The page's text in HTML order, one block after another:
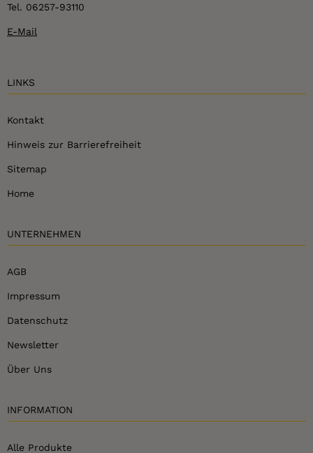
Tel. 06257-93110
E-Mail
LINKS
Kontakt
Hinweis zur Barrierefreiheit
Sitemap
Home
UNTERNEHMEN
AGB
Impressum
Datenschutz
Newsletter
Über Uns
INFORMATION
Alle Produkte